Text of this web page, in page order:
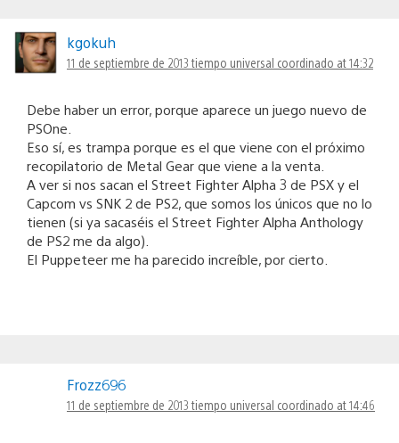
kgokuh
11 de septiembre de 2013 tiempo universal coordinado at 14:32
Debe haber un error, porque aparece un juego nuevo de
PSOne.
Eso sí, es trampa porque es el que viene con el próximo
recopilatorio de Metal Gear que viene a la venta.
A ver si nos sacan el Street Fighter Alpha 3 de PSX y el
Capcom vs SNK 2 de PS2, que somos los únicos que no lo
tienen (si ya sacaséis el Street Fighter Alpha Anthology
de PS2 me da algo).
El Puppeteer me ha parecido increíble, por cierto.
Frozz696
11 de septiembre de 2013 tiempo universal coordinado at 14:46